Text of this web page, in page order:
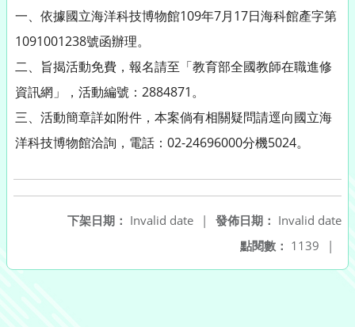
一、依據國立海洋科技博物館109年7月17日海科館產字第
1091001238號函辦理。
二、旨揭活動免費，報名請至「教育部全國教師在職進修
資訊網」，活動編號：2884871。
三、活動簡章詳如附件，本案倘有相關疑問請逕向國立海
洋科技博物館洽詢，電話：02-24696000分機5024。
發佈日期： Invalid date
下架日期： Invalid date
|
點閱數： 1139 |